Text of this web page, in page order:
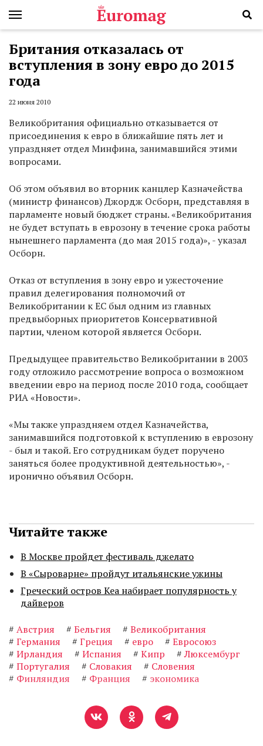
Британия отказалась от
вступления в зону евро до 2015
года
22 июня 2010
Великобритания официально отказывается от
присоединения к евро в ближайшие пять лет и
упраздняет отдел Минфина, занимавшийся этими
вопросами.
Об этом объявил во вторник канцлер Казначейства
(министр финансов) Джордж Осборн, представляя в
парламенте новый бюджет страны. «Великобритания
не будет вступать в еврозону в течение срока работы
нынешнего парламента (до мая 2015 года)», - указал
Осборн.
Отказ от вступления в зону евро и ужесточение
правил делегирования полномочий от
Великобритании к ЕС был одним из главных
предвыборных приоритетов Консервативной
партии, членом которой является Осборн.
Предыдущее правительство Великобритании в 2003
году отложило рассмотрение вопроса о возможном
введении евро на период после 2010 года, сообщает
РИА «Новости».
«Мы также упраздняем отдел Казначейства,
занимавшийся подготовкой к вступлению в еврозону
- был и такой. Его сотрудникам будет поручено
заняться более продуктивной деятельностью», -
иронично объявил Осборн.
Читайте также
В Москве пройдет фестиваль джелато
В «Сыроварне» пройдут итальянские ужины
Греческий остров Кеа набирает популярность у
дайверов
# Австрия # Бельгия # Великобритания
# Германия # Греция # евро # Евросоюз
# Ирландия # Испания # Кипр # Люксембург
# Португалия # Словакия # Словения
# Финляндия # Франция # экономика